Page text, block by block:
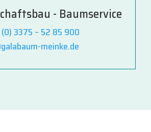
- Baumservice
3375 – 52 85 900
meinke.de